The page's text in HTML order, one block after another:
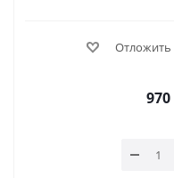
Отложить
970